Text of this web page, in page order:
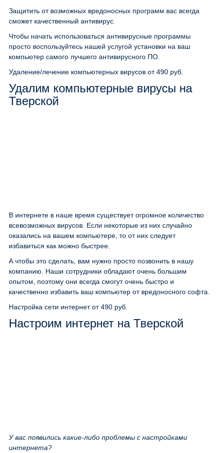
Защитить от возможных вредоносных программ вас всегда
сможет качественный антивирус.
Чтобы начать использоваться антивирусные программы
просто воспользуйтесь нашей услугой установки на ваш
компьютер самого лучшего антивирусного ПО.
Удаление/лечение компьютерных вирусов от 490 руб.
Удалим компьютерные вирусы на
Тверской
В интернете в наше время существует огромное количество
всевозможных вирусов. Если некоторые из них случайно
оказались на вашем компьютере, то от них следует
избавиться как можно быстрее.
А чтобы это сделать, вам нужно просто позвонить в нашу
компанию. Наши сотрудники обладают очень большим
опытом, поэтому они всегда смогут очень быстро и
качественно избавить ваш компьютер от вредоносного софта.
Настройка сети интернет от 490 руб.
Настроим интернет на Тверской
У вас появились какие-либо проблемы с настройками
интернета?